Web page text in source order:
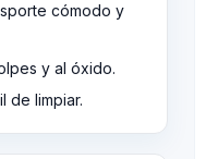
cómodo y
y al óxido.
de limpiar.